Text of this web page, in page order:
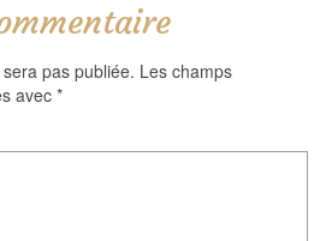
pas publiée. Les champs
avec *